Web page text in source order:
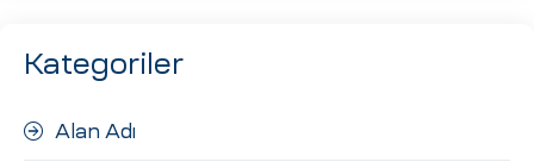
Kategoriler
Alan Adı